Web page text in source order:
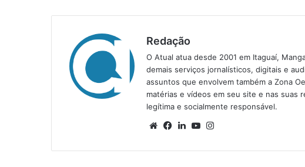
Redação
O Atual atua desde 2001 em Itaguaí,
demais serviços jornalísticos, digitais e
assuntos que envolvem também a Zona
matérias e vídeos em seu site e nas suas
legítima e socialmente responsável.
We
te
Fa
bo
Lin
din
Yo
ub ra